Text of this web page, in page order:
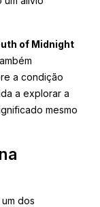
of Midnight
a condição
a explorar a
mesmo
dos